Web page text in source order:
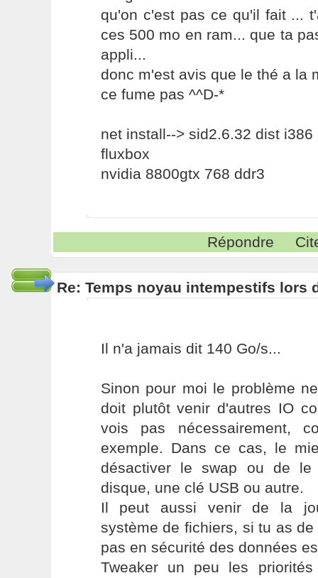
qu'on c'est pas ce qu'il fait ...
ces 500 mo en ram... que ta
appli...
donc m'est avis que le thé a la
ce fume pas ^^D-*
net install--> sid2.6.32 dist i386
fluxbox
nvidia 8800gtx 768 ddr3
Répondre
Re: Temps noyau intempestifs lors
Il n'a jamais dit 140 Go/s...
Sinon pour moi le problème
doit plutôt venir d'autres IO
vois pas nécessairement,
exemple. Dans ce cas, le
désactiver le swap ou de
disque, une clé USB ou autre.
Il peut aussi venir de la
système de fichiers, si tu as
pas en sécurité des données
Tweaker un peu les